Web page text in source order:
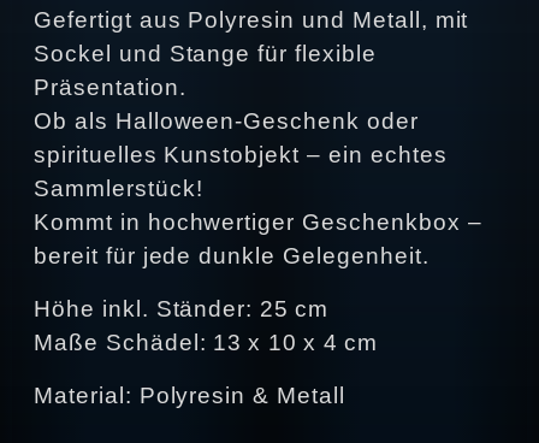
Gefertigt aus Polyresin und Metall, mit
Sockel und Stange für flexible
Präsentation.
Ob als Halloween-Geschenk oder
spirituelles Kunstobjekt – ein echtes
Sammlerstück!
Kommt in hochwertiger Geschenkbox –
bereit für jede dunkle Gelegenheit.
Höhe inkl. Ständer: 25 cm
Maße Schädel: 13 x 10 x 4 cm
Material: Polyresin & Metall